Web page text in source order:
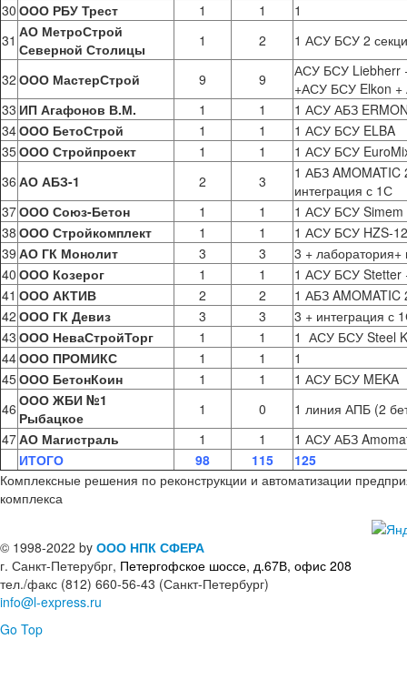
30 ООО РБУ Трест 1 1
1
31 АО МетроСтрой
Северной Столицы
1 2 1 АСУ БСУ 2
32 ООО МастерСтрой 9 9
АСУ БСУ Liebherr
+АСУ БСУ Elkon
33 ИП Агафонов В.М. 1 1
1 АСУ АБЗ
34ООО БетоСтрой 1 1
1 АСУ БСУ ELBA
35ООО Стройпроект 1 1
1 АСУ БСУ
36 АО АБЗ-1 2 3
1 АБЗ AMOMATIC
интеграция с 1С
37ООО Союз-Бетон 1 1
1 АСУ БСУ Simem
38 ООО Стройкомплект 1 1
1 АСУ БСУ HZS-
39 АО ГК Монолит 3 3
3 + лаборатория+
40 ООО Козерог 1 1
1 АСУ БСУ Stetter
41 ООО АКТИВ 2 2
1 АБЗ AMOMATIC
42 ООО ГК Девиз 3 3
3 + интеграция с
43 ООО НеваСтройТорг 1 1
1 АСУ БСУ Steel
44ООО ПРОМИКС 1 1
1
45ООО БетонКоин 1 1
1 АСУ БСУ MEKA
46 ООО ЖБИ №1
Рыбацкое
1 0
1 линия АПБ (2
47АО Магистраль 1 1
1 АСУ АБЗ
ИТОГО
98 115
125
Комплексные решения по реконструкции и автоматизации
комплекса
© 1998-2022 by ООО НПК СФЕРА
г. Санкт-Петерубрг, Петергофское шоссе, д.67В, офис 208
тел./факс (812) 660-56-43 (Санкт-Петербург)
info@l-express.ru
Go Top